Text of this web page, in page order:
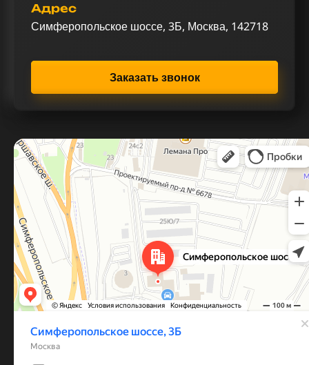
Адрес
Симферопольское шоссе, 3Б, Москва, 142718
Заказать звонок